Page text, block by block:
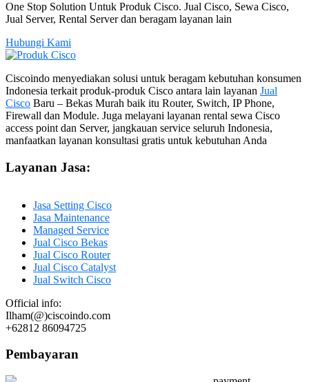
One Stop Solution Untuk Produk Cisco. Jual Cisco, Sewa Cisco,
Jual Server, Rental Server dan beragam layanan lain
Hubungi Kami
Ciscoindo menyediakan solusi untuk beragam kebutuhan konsumen
Indonesia terkait produk-produk Cisco antara lain layanan Jual
Cisco Baru – Bekas Murah baik itu Router, Switch, IP Phone,
Firewall dan Module. Juga melayani layanan rental sewa Cisco
access point dan Server, jangkauan service seluruh Indonesia,
manfaatkan layanan konsultasi gratis untuk kebutuhan Anda
Layanan Jasa:
Jasa Setting Cisco
Jasa Maintenance
Managed Service
Jual Cisco Bekas
Jual Cisco Router
Jual Cisco Catalyst
Jual Switch Cisco
Official info:
Ilham(@)ciscoindo.com
+62812 86094725
Pembayaran